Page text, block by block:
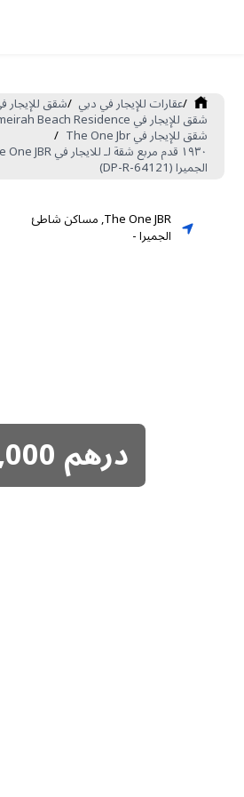
/عقارات للإيجار في دبي /شقق للإيجار
شقق للإيجار في Jumeirah Beach Residence
شقق للإيجار في The One Jbr /
الجميرا (DP-R-64121)
The One JBR
,مساكن شاطئ
الجميرا-
درهم